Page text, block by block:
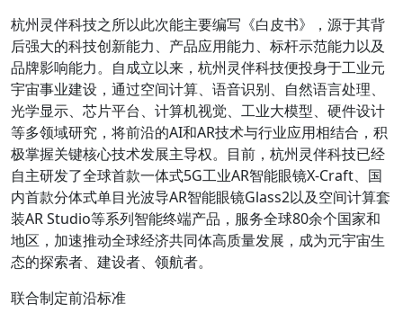
杭州灵伴科技之所以此次能主要编写《白皮书》，源于其背
后强大的科技创新能力、产品应用能力、标杆示范能力以及
品牌影响能力。自成立以来，杭州灵伴科技便投身于工业元
宇宙事业建设，通过空间计算、语音识别、自然语言处理、
光学显示、芯片平台、计算机视觉、工业大模型、硬件设计
等多领域研究，将前沿的AI和AR技术与行业应用相结合，积
极掌握关键核心技术发展主导权。目前，杭州灵伴科技已经
自主研发了全球首款一体式5G工业AR智能眼镜X-Craft、国
内首款分体式单目光波导AR智能眼镜Glass2以及空间计算套
装AR Studio等系列智能终端产品，服务全球80余个国家和
地区，加速推动全球经济共同体高质量发展，成为元宇宙生
态的探索者、建设者、领航者。
联合制定前沿标准